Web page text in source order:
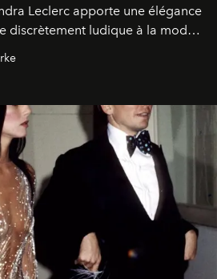
Leclerc apporte une élégance
discrètement ludique à la mode